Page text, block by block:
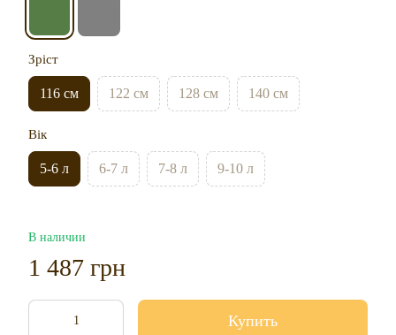
Зріст
116 см 122 см 128 см 140 см
Вік
5-6 л 6-7 л 7-8 л 9-10 л
В наличии
1 487 грн
Купить